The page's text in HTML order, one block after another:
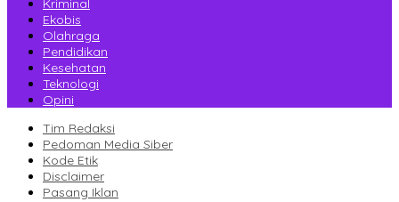
Kriminal
Ekobis
Olahraga
Pendidikan
Kesehatan
Teknologi
Opini
Tim Redaksi
Pedoman Media Siber
Kode Etik
Disclaimer
Pasang Iklan